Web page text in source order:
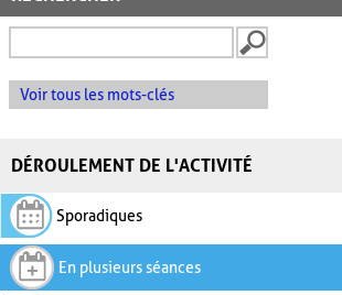
Voir tous les mots-clés
DÉROULEMENT DE L'ACTIVITÉ
Sporadiques
En plusieurs séances